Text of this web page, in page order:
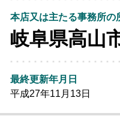
本店又は主たる事務所の
岐阜県高山
最終更新年月日
平成27年11月13日